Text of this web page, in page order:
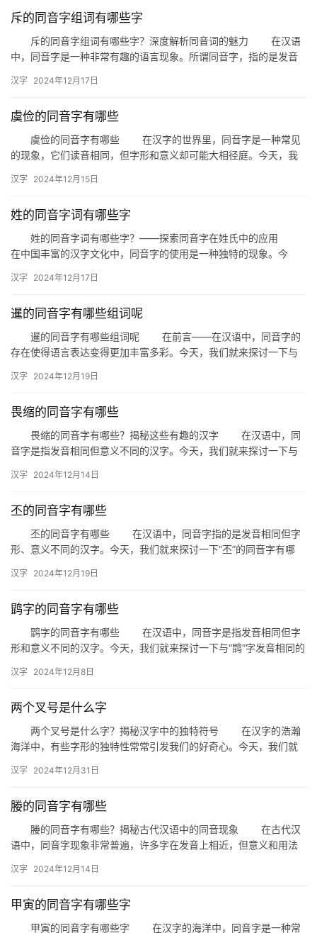
组
词
拼
斥的同音字组词有哪些字
斥的同音字组词有哪些字？深度解析同音词的魅力 在汉语
中，同音字是一种非常有趣的语言现象。所谓同音字，指的是发音
有…
汉字 2024年12月17日
虞俭的同音字有哪些
虞俭的同音字有哪些 在汉字的世界里，同音字是一种常见
的现象，它们读音相同，但字形和意义却可能大相径庭。今天，我
应…
汉字 2024年12月15日
姓的同音字词有哪些字
姓的同音字词有哪些字？——探索同音字在姓氏中的应用
在中国丰富的汉字文化中，同音字的使用是一种独特的现象。今
首…
汉字 2024年12月17日
暹的同音字有哪些组词呢
暹的同音字有哪些组词呢 在前言——在汉语中，同音字的
存在使得语言表达变得更加丰富多彩。今天，我们就来探讨一下与
汉字 2024年12月19日
畏缩的同音字有哪些
畏缩的同音字有哪些？揭秘这些有趣的汉字 在汉语中，同
音字是指发音相同但意义不同的汉字。今天，我们就来探讨一下与
汉字 2024年12月14日
丕的同音字有哪些
丕的同音字有哪些 在汉语中，同音字指的是发音相同但字
形、意义不同的汉字。今天，我们就来探讨一下“丕”的同音字有哪
汉字 2024年12月19日
鹍字的同音字有哪些
鹍字的同音字有哪些 在汉语中，同音字是指发音相同但字
形和意义不同的汉字。今天，我们就来探讨一下与“鹍”字发音相同的
汉字 2024年12月8日
两个叉号是什么字
两个叉号是什么字？揭秘汉字中的独特符号 在汉字的浩瀚
海洋中，有些字形的独特性常常引发我们的好奇心。今天，我们就
单，却…
汉字 2024年12月31日
媵的同音字有哪些
媵的同音字有哪些？揭秘古代汉语中的同音现象 在古代汉
语中，同音字现象非常普遍，许多字在发音上相近，但意义和用法
…
汉字 2024年12月14日
甲寅的同音字有哪些字
甲寅的同音字有哪些字 在汉字的海洋中，同音字是一种常